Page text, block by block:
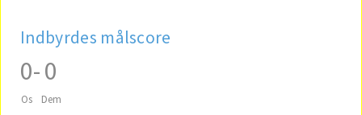
Indbyrdes målscore
0
Os
-0
Dem